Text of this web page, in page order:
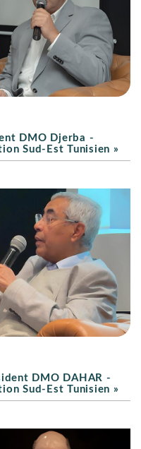
DMO Djerba -
Sud-Est Tunisien »
DMO DAHAR -
Sud-Est Tunisien »